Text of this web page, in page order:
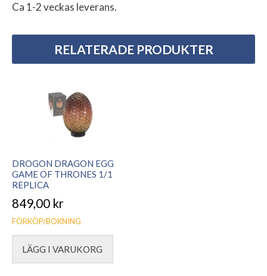
Ca 1-2 veckas leverans.
RELATERADE PRODUKTER
DROGON DRAGON EGG
GAME OF THRONES 1/1
REPLICA
849,00 kr
FÖRKÖP/BOKNING
LÄGG I VARUKORG